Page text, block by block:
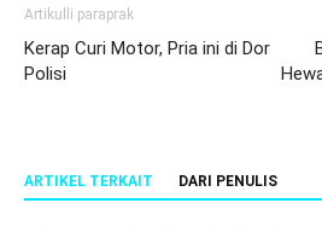
Artikulli paraprak
Kerap Curi Motor, Pria ini di Dor
Polisi
ARTIKEL TERKAIT DARI PENULIS